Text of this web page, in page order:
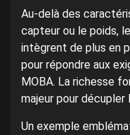
Au-delà des
capteur ou le poids,
intègrent de plus en
pour répondre aux
MOBA. La richesse
majeur pour
Un exemple